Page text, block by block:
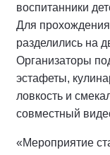
воспитанники
Для
разделились на
Организаторы
эстафеты,
ловкость и
совместный
«Мероприятие